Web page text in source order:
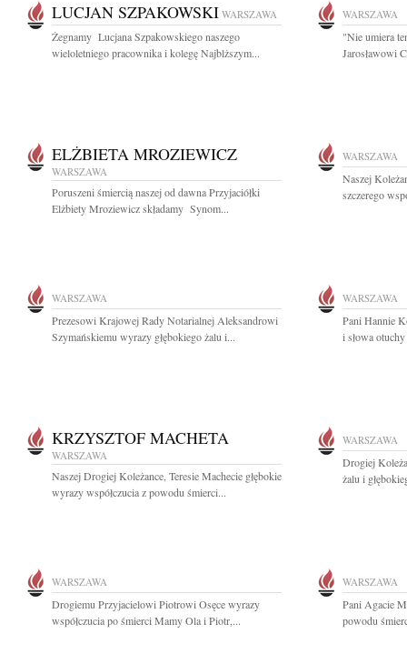
LUCJAN SZPAKOWSKI WARSZAWA
Żegnamy Lucjana Szpakowskiego naszego
wieloletniego pracownika i kolegę Najblższym...
WARSZAWA
"Nie umiera
Jarosławowi
ELŻBIETA MROZIEWICZ
WARSZAWA
Poruszeni śmiercią naszej od dawna Przyjaciółki
Elżbiety Mroziewicz składamy Synom...
WARSZAWA
Naszej
szczerego
WARSZAWA
Prezesowi Krajowej Rady Notarialnej Aleksandrowi
Szymańskiemu wyrazy głębokiego żalu i...
WARSZAWA
Pani Hannie
i słowa
KRZYSZTOF MACHETA
WARSZAWA
Naszej Drogiej Koleżance, Teresie Machecie głębokie
wyrazy współczucia z powodu śmierci...
WARSZAWA
Drogiej
żalu i
WARSZAWA
Drogiemu Przyjacielowi Piotrowi Osęce wyrazy
współczucia po śmierci Mamy Ola i Piotr,...
WARSZAWA
Pani Agacie
powodu